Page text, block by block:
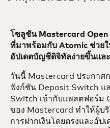
โซลูชัน Mastercard Open
ที่มาพร้อมกับ Atomic ช่วยใ
อัปเดตบัญชีดิจิทัลง่ายขึ้นแล
วันนี้ Mastercard ประกาศ
ฟังก์ชัน Deposit Switch แ
Switch เข้ากับแพลตฟอร์ม
ของ Mastercard ทำให้ผู้บ
การฝากเงินโดยตรงและอัป